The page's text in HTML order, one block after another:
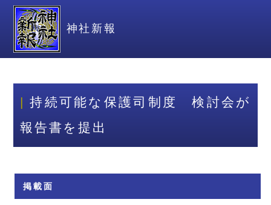
神社新報
持続可能な保護司制度 検討会が
報告書を提出
掲載面